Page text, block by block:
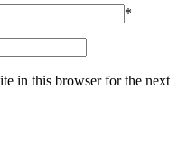
*
in this browser for the next